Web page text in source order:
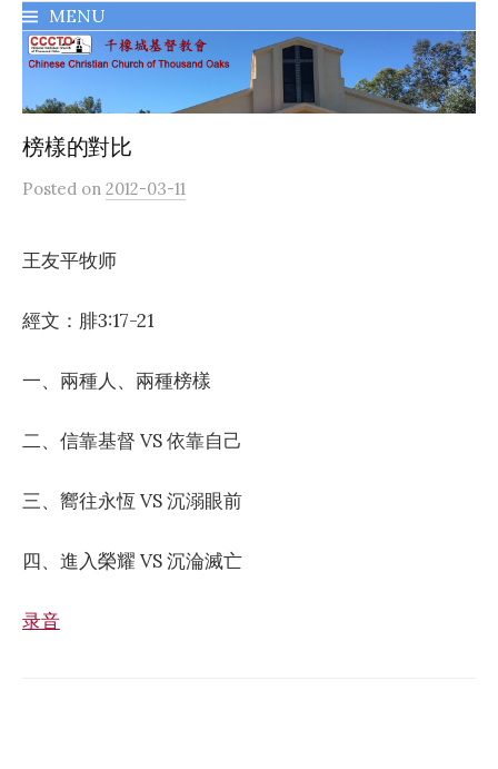
MENU
榜樣的對比
Posted on 2012-03-11
王友平牧师
經文：腓3:17-21
一、兩種人、兩種榜樣
二、信靠基督 VS 依靠自己
三、嚮往永恆 VS 沉溺眼前
四、進入榮耀 VS 沉淪滅亡
录音